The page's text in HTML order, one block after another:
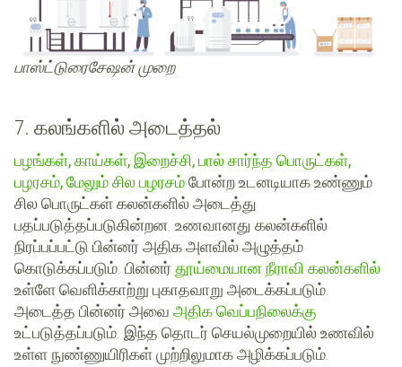
பாஸ்ட்டுரைசேஷன் முறை
7. கலங்களில் அடைத்தல்
பழங்கள், காய்கள், இறைச்சி, பால் சார்ந்த பொருட்கள்,
பழரசம், மேலும் சில பழரசம்போன்ற உடனடியாக உண்ணும்
சில பொருட்கள் கலன்களில் அடைத்து
பதப்படுத்தப்படுகின்றன. உணவானது கலன்களில்
நிரப்பப்பட்டு பின்னர் அதிக அளவில் அழுத்தம்
கொடுக்கப்படும். பின்னர்தூய்மையான நீராவி கலன்களில்
உள்ளே வெளிக்காற்று புகாதவாறு அடைக்கப்படும்.
அடைத்த பின்னர் அவை அதிக வெப்பநிலைக்கு
உட்படுத்தப்படும். இந்த தொடர் செயல்முறையில் உணவில்
உள்ள நுண்ணுயிரிகள் முற்றிலுமாக அழிக்கப்படும்.